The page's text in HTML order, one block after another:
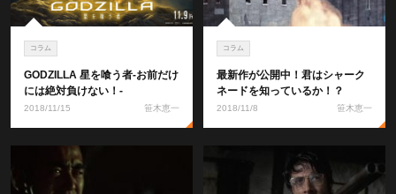
コラム
GODZILLA 星を喰う者-お前だけ
には絶対負けない！-
2018/11/15 笹木恵一
コラム
最新作が公開中！君はシャーク
ネードを知っているか！？
2018/11/8 笹木恵一